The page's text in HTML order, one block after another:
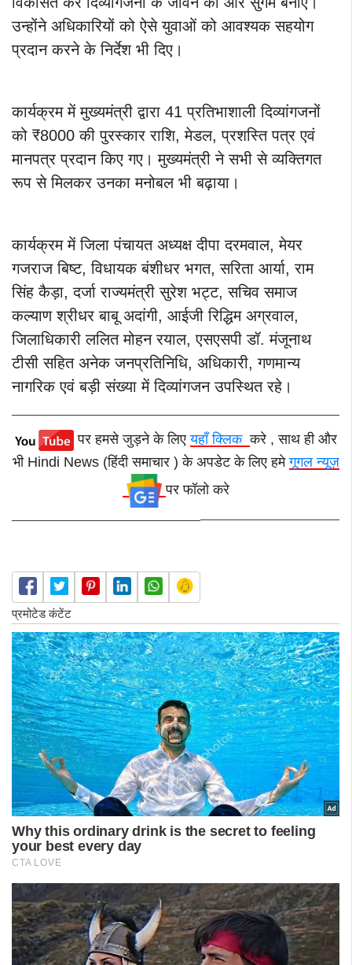
उन्होंने अधिकारियों को ऐसे युवाओं को आवश्यक सहयोग
प्रदान करने के निर्देश भी दिए।
कार्यक्रम में मुख्यमंत्री द्वारा 41 प्रतिभाशाली दिव्यांगजनों
को ₹8000 की पुरस्कार राशि, मेडल, प्रशस्ति पत्र एवं
मानपत्र प्रदान किए गए। मुख्यमंत्री ने सभी से व्यक्तिगत
रूप से मिलकर उनका मनोबल भी बढ़ाया।
कार्यक्रम में जिला पंचायत अध्यक्ष दीपा दरमवाल, मेयर
गजराज बिष्ट, विधायक बंशीधर भगत, सरिता आर्या, राम
सिंह कैड़ा, दर्जा राज्यमंत्री सुरेश भट्ट, सचिव समाज
कल्याण श्रीधर बाबू अदांगी, आईजी रिद्धिम अग्रवाल,
जिलाधिकारी ललित मोहन रयाल, एसएसपी डॉ. मंजूनाथ
टीसी सहित अनेक जनप्रतिनिधि, अधिकारी, गणमान्य
नागरिक एवं बड़ी संख्या में दिव्यांगजन उपस्थित रहे।
पर हमसे जुड़ने के लिएयहाँ क्लिककरे , साथ ही और
भी Hindi News (हिंदी समाचार ) के अपडेट के लिए हमेगूगल न्यूज़
पर फॉलो करे